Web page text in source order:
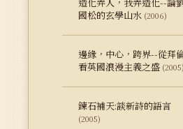
國松的玄學山水 (2006)
邊緣，中心，跨界--從拜
看英國浪漫主義之盛 (2005)
鍊石補天:談新詩的語言
(2005)